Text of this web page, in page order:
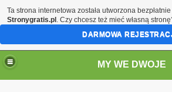
MY WE DWOJE
Ta strona internetowa została utworzona
Stronygratis.pl . Czy chcesz też mieć własną
DARMOWA